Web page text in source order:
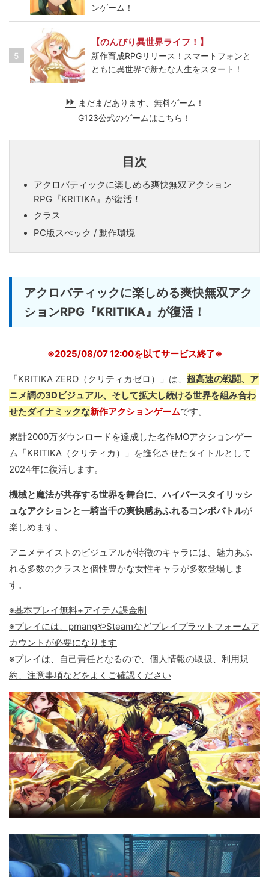
ンゲーム！
5
【のんびり異世界ライフ！】
新作育成RPGリリース！スマートフォンと
ともに異世界で新たな人生をスタート！
まだまだあります、無料ゲーム！
G123公式のゲームはこちら！
目次
アクロバティックに楽しめる爽快無双アクション
RPG『KRITIKA』が復活！
クラス
PC版スぺック / 動作環境
アクロバティックに楽しめる爽快無双アク
ションRPG『KRITIKA』が復活！
※2025/08/07 12:00を以てサービス終了※
「KRITIKA ZERO（クリティカゼロ）」は、 超高速の戦闘、ア
ニメ調の3Dビジュアル、そして拡大し続ける世界を組み合わ
せたダイナミックな新作アクションゲームです。
累計2000万ダウンロードを達成した名作MOアクションゲー
ム「KRITIKA（クリティカ）」 を進化させたタイトルとして
2024年に復活します。
機械と魔法が共存する世界を舞台に、ハイパースタイリッシ
ュなアクションと一騎当千の爽快感あふれるコンボバトルが
楽しめます。
アニメテイストのビジュアルが特徴のキャラには、魅力あふ
れる多数のクラスと個性豊かな女性キャラが多数登場しま
す。
※基本プレイ無料+アイテム課金制
※プレイには、pmangやSteamなどプレイプラットフォームア
カウントが必要になります
※プレイは、自己責任となるので、個人情報の取扱、利用規
約、注意事項などをよくご確認ください